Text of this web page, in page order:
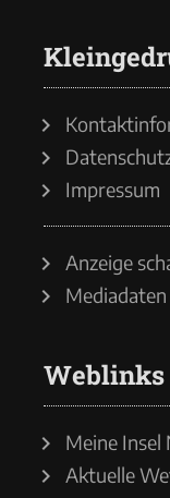
Impressum
Anzeige
Mediadaten
Weblinks
Meine
Aktuelle